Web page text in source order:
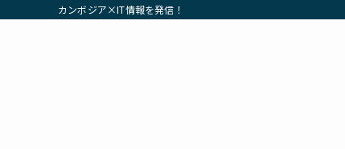
カンボジア×IT情報を発信！